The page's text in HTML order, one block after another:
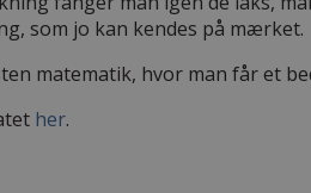
som jo kan kendes på mærket.
matematik, hvor man får et
her.